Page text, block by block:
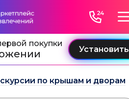
покупки
по крышам и дворам